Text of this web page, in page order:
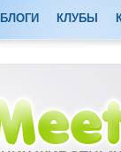
БЛОГИ КЛУБЫ